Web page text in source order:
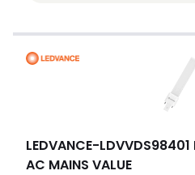
LEDVANCE-LDVVDS98401
AC MAINS VALUE